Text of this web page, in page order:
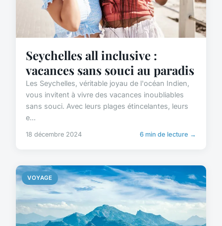
Seychelles all inclusive :
vacances sans souci au paradis
Les Seychelles, véritable joyau de l'océan Indien,
vous invitent à vivre des vacances inoubliables
sans souci. Avec leurs plages étincelantes, leurs
e...
18 décembre 2024 6 min de lecture →
VOYAGE